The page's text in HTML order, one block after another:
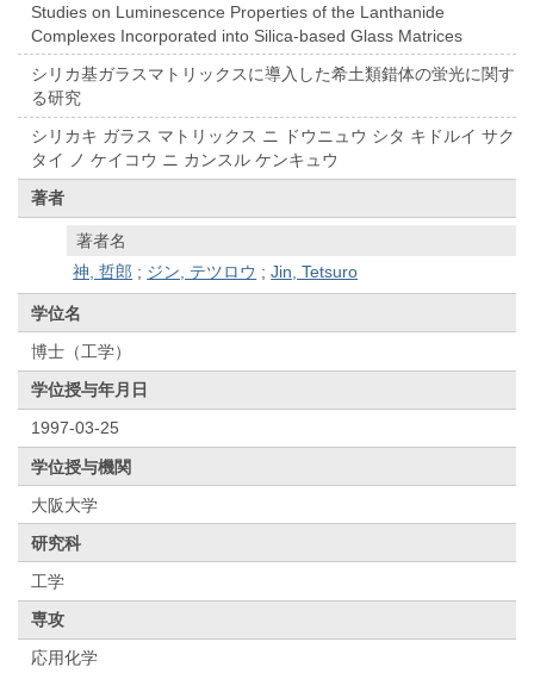
Studies on Luminescence Properties of the Lanthanide
Complexes Incorporated into Silica-based Glass Matrices
シリカ基ガラスマトリックスに導入した希土類錯体の蛍光に関す
る研究
シリカキ ガラス マトリックス ニ ドウニュウ シタ キドルイ サク
タイ ノ ケイコウ ニ カンスル ケンキュウ
著者
著者名
神, 哲郎 ; ジン, テツロウ ;Jin, Tetsuro
学位名
博士（工学）
学位授与年月日
1997-03-25
学位授与機関
大阪大学
研究科
工学
専攻
応用化学